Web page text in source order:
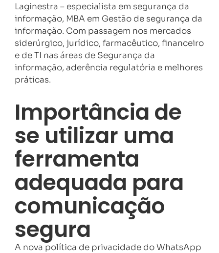
Laginestra – especialista em segurança da
informação, MBA em Gestão de segurança da
informação. Com passagem nos mercados
siderúrgico, jurídico, farmacêutico, financeiro
e de TI nas áreas de Segurança da
informação, aderência regulatória e melhores
práticas.
Importância de
se utilizar uma
ferramenta
adequada para
comunicação
segura
A nova política de privacidade do WhatsApp